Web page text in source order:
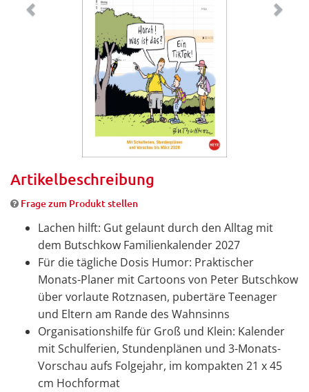
Artikelbeschreibung
Frage zum Produkt stellen
Lachen hilft: Gut gelaunt durch den Alltag mit
dem Butschkow Familienkalender 2027
Für die tägliche Dosis Humor: Praktischer
Monats-Planer mit Cartoons von Peter Butschkow
über vorlaute Rotznasen, pubertäre Teenager
und Eltern am Rande des Wahnsinns
Organisationshilfe für Groß und Klein: Kalender
mit Schulferien, Stundenplänen und 3-Monats-
Vorschau aufs Folgejahr, im kompakten 21 x 45
cm Hochformat